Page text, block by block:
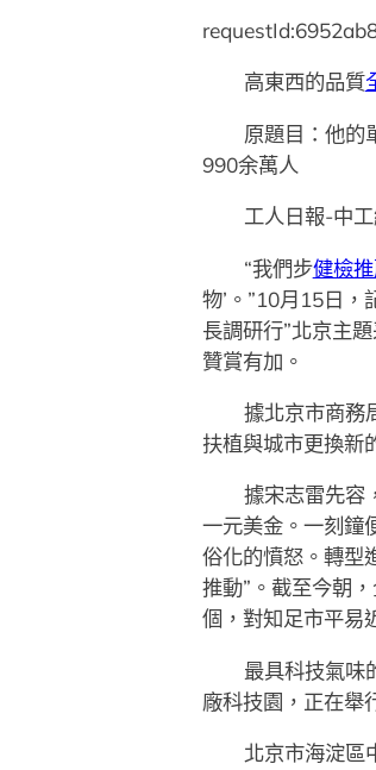
高東西的品質
原題目：他的
990余萬人
工人日報-中
“我們步健檢
物’。”10月15日
長調研行”北京主
贊賞有加。
據北京市商務
扶植與城市更換新
據宋志雷先容
一元美金。一刻鐘
俗化的憤怒。轉型
推動”。截至今朝
個，對知足市平易
最具科技氣味
廠科技園，正在舉
北京市海淀區